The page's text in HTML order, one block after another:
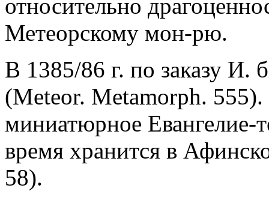
относительно
Метеорскому мон-рю.
В 1385/86 г. по заказу И.
(Meteor. Metamorph.
миниатюрное Евангелие-
время хранится в
58).